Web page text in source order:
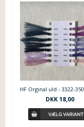
DKK18,00